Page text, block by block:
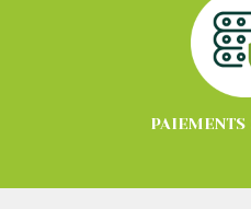
PAIEMENTS